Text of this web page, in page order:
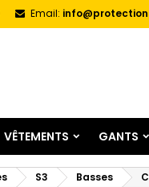
Email:
VÊTEMENTS GANTS
S3 Basses